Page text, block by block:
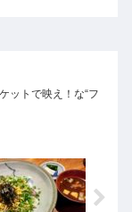
ットで映え！な“フ